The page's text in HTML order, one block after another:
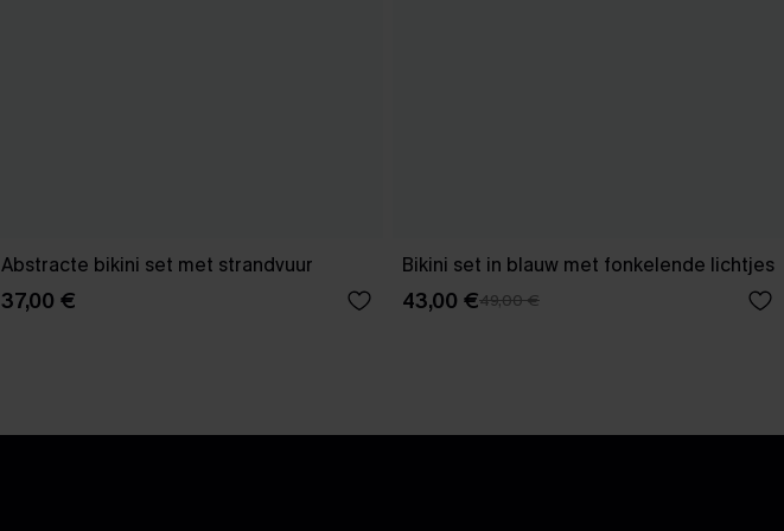
Abstracte bikini set met strandvuur
37,00 €
Bikini set in blauw met fonkelende lichtjes
43,00 €49,00 €